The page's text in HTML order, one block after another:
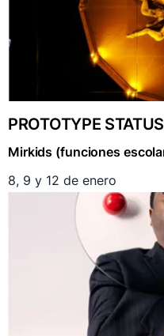
PROTOTYPE
Mirkids (funciones
8, 9 y 12 de enero